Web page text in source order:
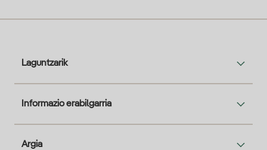
Laguntzarik
Informazio erabilgarria
Argia